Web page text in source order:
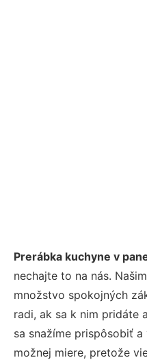
Prerábka kuchyne v
nechajte to na nás.
množstvo spokojných
radi, ak sa k nim pridáte
sa snažíme prispôsobiť
možnej miere, pretože